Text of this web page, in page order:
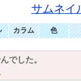
サムネイ
カラム 色
でした。